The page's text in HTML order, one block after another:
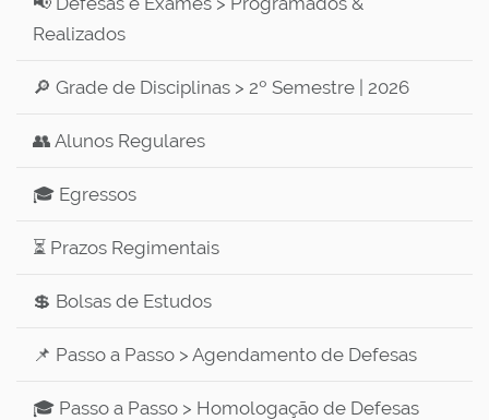
Realizados
🔎 Grade de Disciplinas > 2º Semestre | 2026
👥 Alunos Regulares
🎓 Egressos
⏳ Prazos Regimentais
💲 Bolsas de Estudos
📌 Passo a Passo > Agendamento de Defesas
🎓 Passo a Passo > Homologação de Defesas